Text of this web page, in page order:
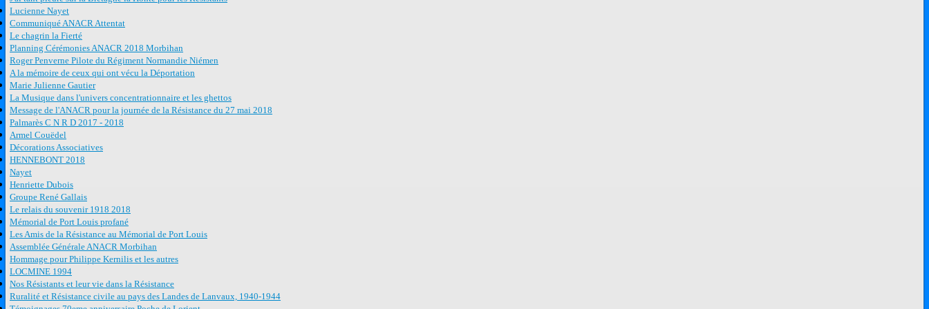
Lucienne Nayet
Communiqué ANACR Attentat
Le chagrin la Fierté
Planning Cérémonies ANACR 2018 Morbihan
Roger Penverne Pilote du Régiment Normandie Niémen
A la mémoire de ceux qui ont vécu la Déportation
Marie Julienne Gautier
La Musique dans l'univers concentrationnaire et les ghettos
Message de l'ANACR pour la journée de la Résistance du 27 mai 2018
Palmarès C N R D 2017 - 2018
Armel Couëdel
Décorations Associatives
HENNEBONT 2018
Nayet
Henriette Dubois
Groupe René Gallais
Le relais du souvenir 1918 2018
Mémorial de Port Louis profané
Les Amis de la Résistance au Mémorial de Port Louis
Assemblée Générale ANACR Morbihan
Hommage pour Philippe Kernilis et les autres
LOCMINE 1994
Nos Résistants et leur vie dans la Résistance
Ruralité et Résistance civile au pays des Landes de Lanvaux, 1940-1944